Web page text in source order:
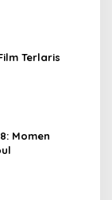
Terlaris
Momen